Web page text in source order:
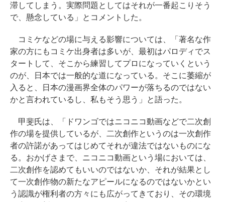
滞してしまう。実際問題としてはそれが一番起こりそう
で、懸念している」とコメントした。
コミケなどの場に与える影響については、「著名な作
家の方にもコミケ出身者は多いが、最初はパロディでス
タートして、そこから練習してプロになっていくという
のが、日本では一般的な道になっている。そこに萎縮が
入ると、日本の漫画界全体のパワーが落ちるのではない
かと言われているし、私もそう思う」と語った。
甲斐氏は、「ドワンゴではニコニコ動画などで二次創
作の場を提供しているが、二次創作というのは一次創作
者の許諾があってはじめてそれが違法ではないものにな
る。おかげさまで、ニコニコ動画という場においては、
二次創作を認めてもいいのではないか、それが結果とし
て一次創作物の新たなアピールになるのではないかとい
う認識が権利者の方々にも広がってきており、その環境